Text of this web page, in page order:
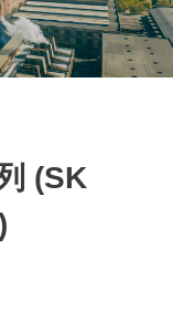
(SK